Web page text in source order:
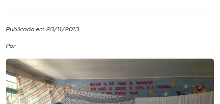
Biblioteca
Publicado em 20/11/2013
Por